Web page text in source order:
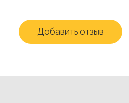
Добавить отзыв